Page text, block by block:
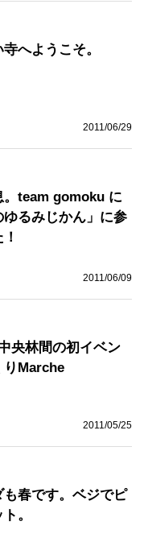
へようこそ。
2011/06/29
。team gomoku に
ゆるみじかん」に参
2011/06/09
央林間の初イベン
りMarche
2011/05/25
も春です。ベジでピ
。